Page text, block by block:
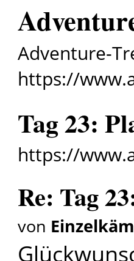
Adventure-
https://
Tag 23:
https://
Re: Tag
von